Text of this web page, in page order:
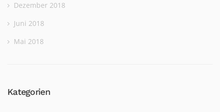
Dezember 2018
Juni 2018
Mai 2018
Kategorien